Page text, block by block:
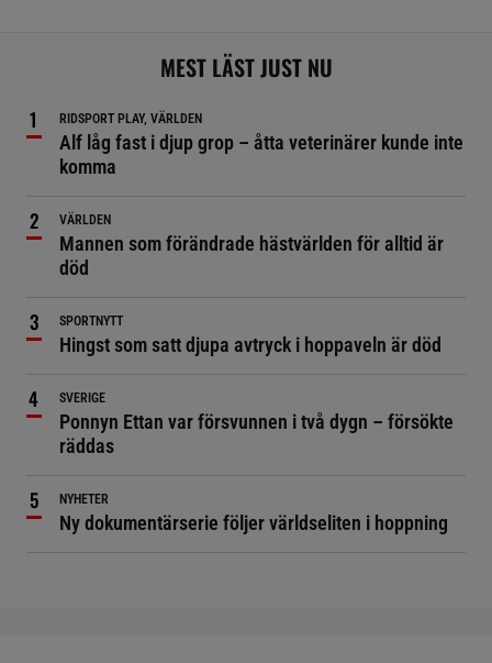
MEST LÄST JUST NU
RIDSPORT PLAY, VÄRLDEN
Alf låg fast i djup grop – åtta veterinärer kunde inte
komma
VÄRLDEN
Mannen som förändrade hästvärlden för alltid är
död
SPORTNYTT
Hingst som satt djupa avtryck i hoppaveln är död
SVERIGE
Ponnyn Ettan var försvunnen i två dygn – försökte
räddas
NYHETER
Ny dokumentärserie följer världseliten i hoppning